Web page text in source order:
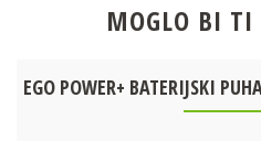
MOGLO BI TI
EGO POWER+ BATERIJSKI